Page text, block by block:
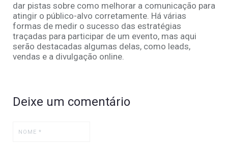
dar pistas sobre como melhorar a comunicação para
atingir o público-alvo corretamente. Há várias
formas de medir o sucesso das estratégias
traçadas para participar de um evento, mas aqui
serão destacadas algumas delas, como leads,
vendas e a divulgação online.
Deixe um comentário